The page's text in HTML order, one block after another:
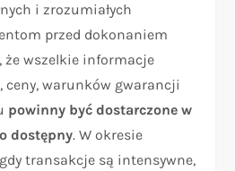
i zrozumiałych
przed dokonaniem
że wszelkie informacje
ceny, warunków gwarancji
powinny być dostarczone w
dostępny. W okresie
transakcje są intensywne,